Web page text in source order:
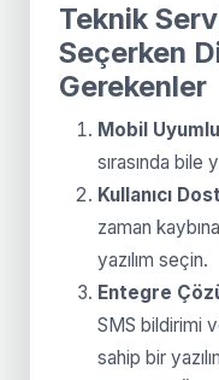
Teknik
Seçerken
Gerekenler
Mobil
sırasında bile
Kullanıcı
zaman
yazılım seçin.
Entegre
SMS bildirimi
sahip bir